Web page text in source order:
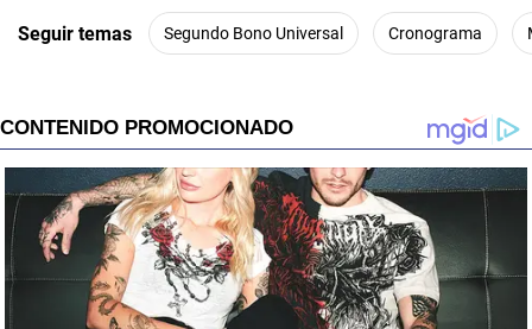
Seguir temas Segundo Bono Universal Cronograma